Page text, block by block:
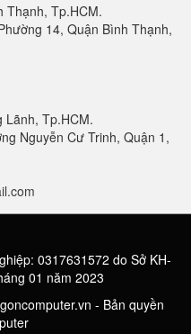
Thạnh, Tp.HCM.
14, Quận Bình Thạnh,
Lãnh, Tp.HCM.
Nguyễn Cư Trinh, Quận 1,
0317631572 do Sở KH-
01 năm 2023
- Bản quyền